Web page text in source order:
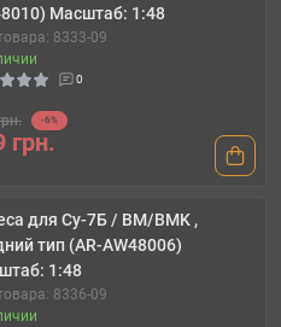
Масштаб: 1:48
8333-09
0
-6%
грн.
для Су-7Б / BM/BMK ,
тип (AR-AW48006)
1:48
8336-09